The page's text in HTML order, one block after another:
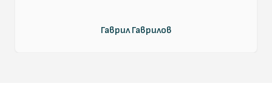
Гаврил Гаврилов